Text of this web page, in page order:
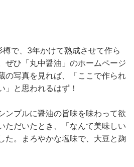
で、3年かけて熟成させて作ら
ぜひ「丸中醤油」のホームページ
の写真を見れば、「ここで作られ
」と思われるはず！
ンプルに醤油の旨味を味わって欲
ただいたとき、「なんて美味しい
た。まろやかな塩味で、大豆と麹